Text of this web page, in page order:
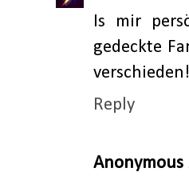
Is mir
gedeckte
Reply
Anonymous